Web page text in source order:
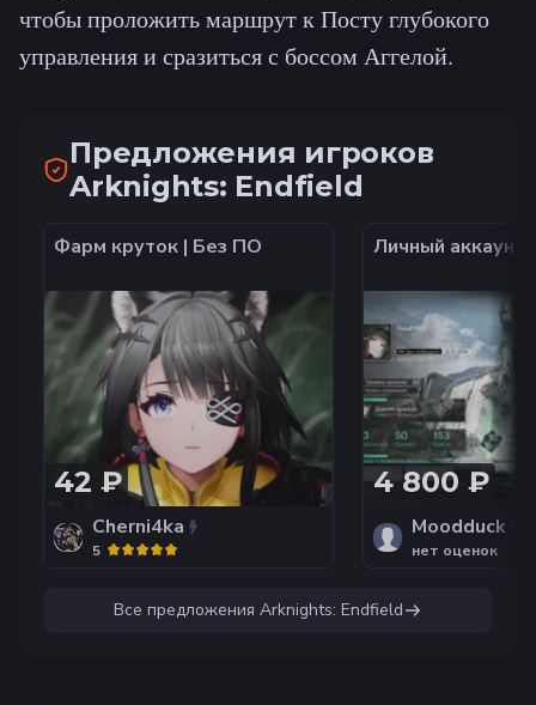
чтобы проложить маршрут к Посту глубокого
управления и сразиться с боссом Аггелой.
Предложения игроков
Arknights: Endfield
Фарм круток | Без ПО
42 ₽
Cherni4ka
5
Личный аккаунт
4 800 ₽
Moodduck
нет оценок
Все предложения Arknights: Endfield